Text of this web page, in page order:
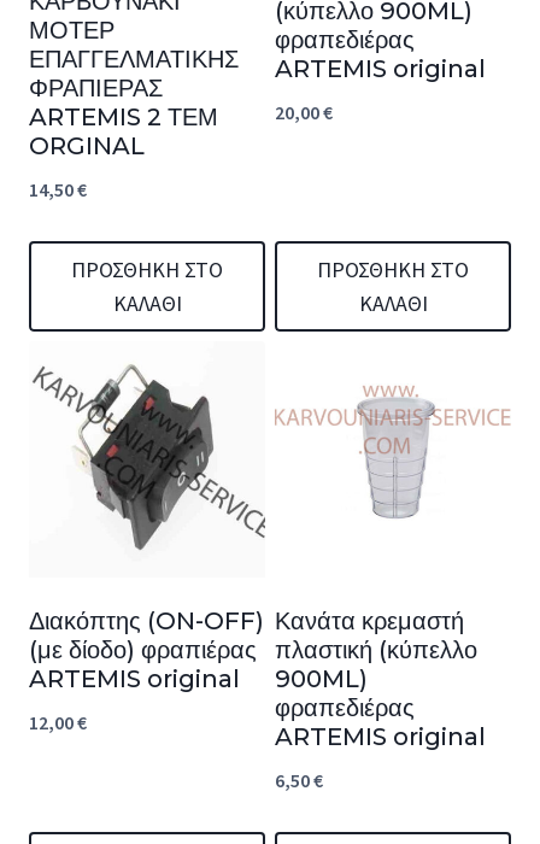
ΜΟΤΕΡ
ΕΠΑΓΓΕΛΜΑΤΙΚΗΣ
ΦΡΑΠΙΕΡΑΣ
ARTEMIS 2 ΤΕΜ
ORGINAL
14,50€
ΠΡΟΣΘΉΚΗ ΣΤΟ
ΚΑΛΆΘΙ
(κύπελλο 900ML)
φραπεδιέρας
ARTEMIS original
20,00€
ΠΡΟΣΘΉΚΗ ΣΤΟ
ΚΑΛΆΘΙ
Διακόπτης (ON-OFF)
(με δίοδο) φραπιέρας
ARTEMIS original
12,00€
Κανάτα κρεμαστή
πλαστική (κύπελλο
900ML)
φραπεδιέρας
ARTEMIS original
6,50€